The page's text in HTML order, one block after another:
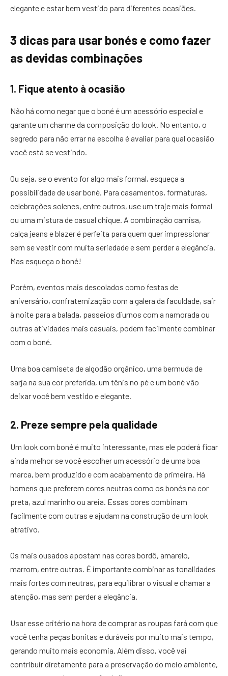
elegante e estar bem vestido para diferentes ocasiões.
3 dicas para usar bonés e como fazer
as devidas combinações
1. Fique atento à ocasião
Não há como negar que o boné é um acessório especial e
garante um charme da composição do look. No entanto, o
segredo para não errar na escolha é avaliar para qual ocasião
você está se vestindo.
Ou seja, se o evento for algo mais formal, esqueça a
possibilidade de usar boné. Para casamentos, formaturas,
celebrações solenes, entre outros, use um traje mais formal
ou uma mistura de casual chique. A combinação camisa,
calça jeans e blazer é perfeita para quem quer impressionar
sem se vestir com muita seriedade e sem perder a elegância.
Mas esqueça o boné!
Porém, eventos mais descolados como festas de
aniversário, confraternização com a galera da faculdade, sair
à noite para a balada, passeios diurnos com a namorada ou
outras atividades mais casuais, podem facilmente combinar
com o boné.
Uma boa camiseta de algodão orgânico, uma bermuda de
sarja na sua cor preferida, um tênis no pé e um boné vão
deixar você bem vestido e elegante.
2. Preze sempre pela qualidade
Um look com boné é muito interessante, mas ele poderá ficar
ainda melhor se você escolher um acessório de uma boa
marca, bem produzido e com acabamento de primeira. Há
homens que preferem cores neutras como os bonés na cor
preta, azul marinho ou areia. Essas cores combinam
facilmente com outras e ajudam na construção de um look
atrativo.
Os mais ousados apostam nas cores bordô, amarelo,
marrom, entre outras. É importante combinar as tonalidades
mais fortes com neutras, para equilibrar o visual e chamar a
atenção, mas sem perder a elegância.
Usar esse critério na hora de comprar as roupas fará com que
você tenha peças bonitas e duráveis por muito mais tempo,
gerando muito mais economia. Além disso, você vai
contribuir diretamente para a preservação do meio ambiente,